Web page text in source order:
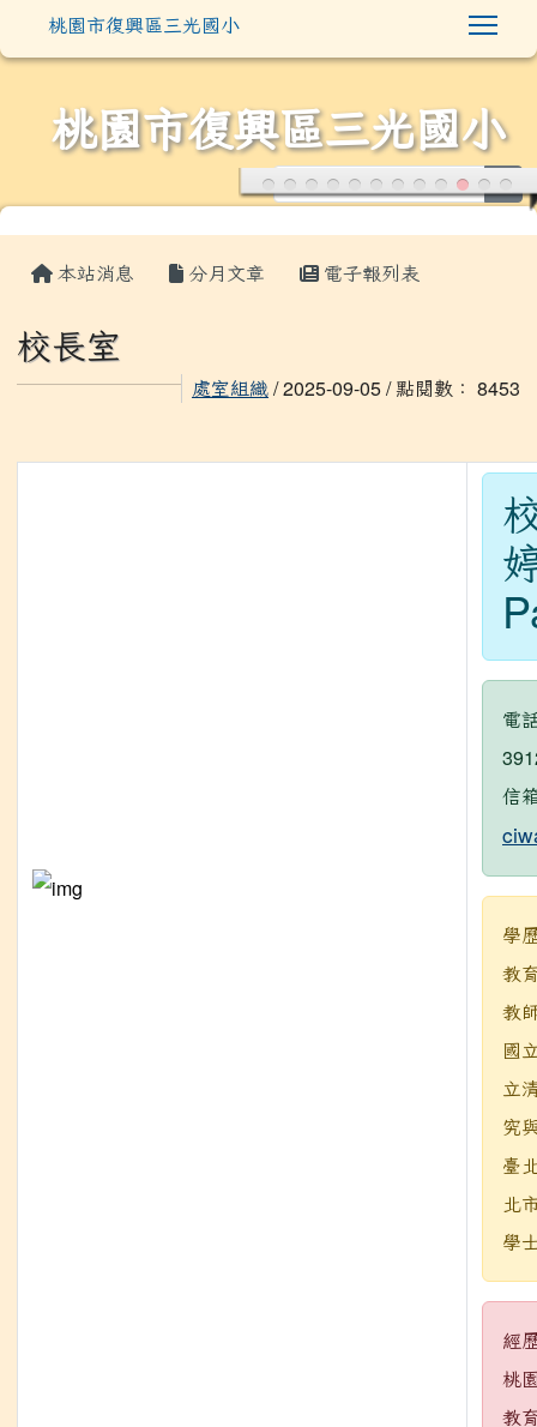
桃園市復興區三光國小
桃園市復興區三光國小
本站消息 分月文章 電子報列表
校長室
處室組織/ 2025-09-05 / 點閱數： 8453
電
信
學
教
教
國
立
究
臺
北
學
經
桃
教